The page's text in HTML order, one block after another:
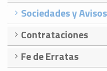
Sociedades y
Contrataciones
Fe de Erratas